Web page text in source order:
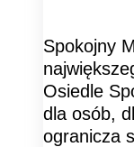
Spokojny
Osiedle
dla osób,
ogranicza